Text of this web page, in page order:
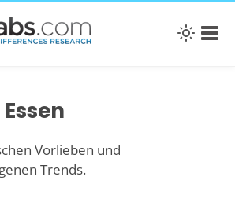
Vorlieben und
Trends.